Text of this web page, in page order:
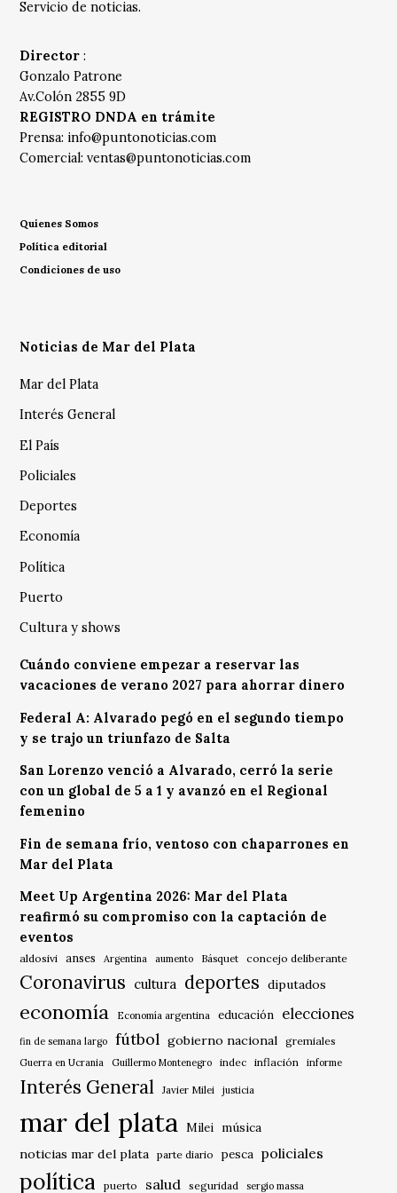
Servicio de noticias.
Director :
Gonzalo Patrone
Av.Colón 2855 9D
REGISTRO DNDA en trámite
Prensa: info@puntonoticias.com
Comercial:ventas@puntonoticias.com
Quienes Somos
Política editorial
Condiciones de uso
Noticias de Mar del Plata
Mar del Plata
Interés General
El País
Policiales
Deportes
Economía
Política
Puerto
Cultura y shows
Cuándo conviene empezar a reservar las
vacaciones de verano 2027 para ahorrar dinero
Federal A: Alvarado pegó en el segundo tiempo
y se trajo un triunfazo de Salta
San Lorenzo venció a Alvarado, cerró la serie
con un global de 5 a 1 y avanzó en el Regional
femenino
Fin de semana frío, ventoso con chaparrones en
Mar del Plata
Meet Up Argentina 2026: Mar del Plata
reafirmó su compromiso con la captación de
eventos
aldosivi anses Argentina aumento Básquet concejo deliberante
Coronavirus cultura deportes diputados
economía Economía argentina educación elecciones
fin de semana largo fútbol gobierno nacional gremiales
Guerra en Ucrania Guillermo Montenegro indec inflación informe
Interés General Javier Milei justicia
mar del plata Milei música
noticias mar del plata
parte diario pesca policiales
política puerto salud seguridad sergio massa